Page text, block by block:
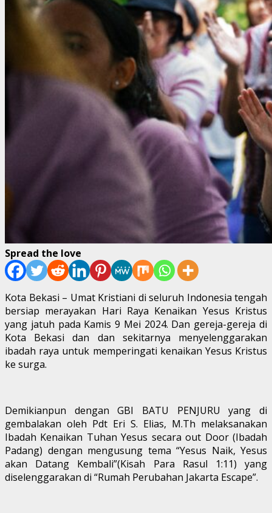
Spread the love
Kota Bekasi – Umat Kristiani di seluruh Indonesia tengah
bersiap merayakan Hari Raya Kenaikan Yesus Kristus
yang jatuh pada Kamis 9 Mei 2024. Dan gereja-gereja di
Kota Bekasi dan dan sekitarnya menyelenggarakan
ibadah raya untuk memperingati kenaikan Yesus Kristus
ke surga.
Demikianpun dengan GBI BATU PENJURU yang di
gembalakan oleh Pdt Eri S. Elias, M.Th melaksanakan
Ibadah Kenaikan Tuhan Yesus secara out Door (Ibadah
Padang) dengan mengusung tema “Yesus Naik, Yesus
akan Datang Kembali”(Kisah Para Rasul 1:11) yang
diselenggarakan di “Rumah Perubahan Jakarta Escape”.